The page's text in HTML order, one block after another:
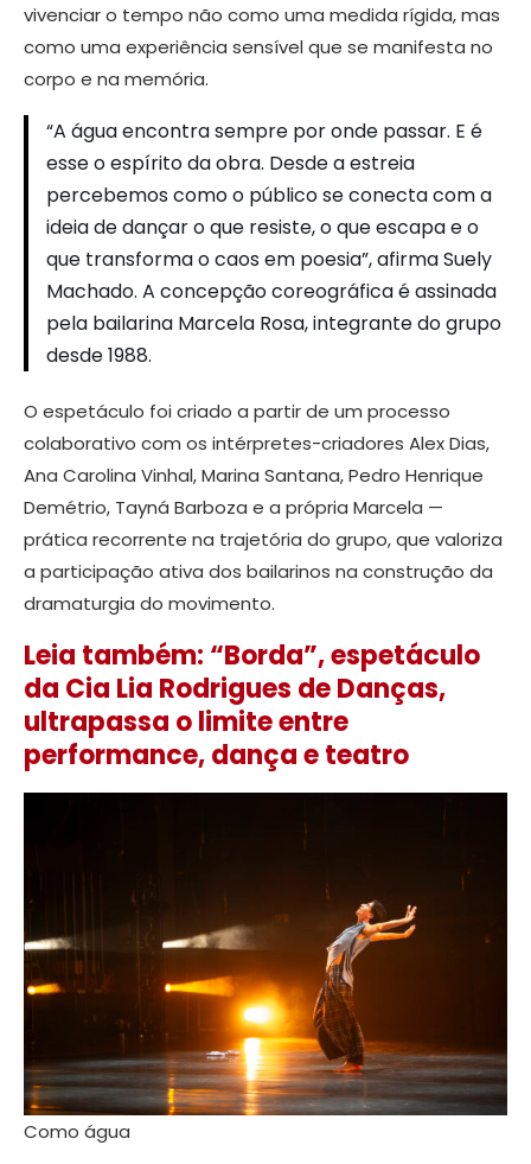
vivenciar o tempo não como uma medida rígida, mas
como uma experiência sensível que se manifesta no
corpo e na memória.
“A água encontra sempre por onde passar. E é
esse o espírito da obra. Desde a estreia
percebemos como o público se conecta com a
ideia de dançar o que resiste, o que escapa e o
que transforma o caos em poesia”, afirma Suely
Machado. A concepção coreográfica é assinada
pela bailarina Marcela Rosa, integrante do grupo
desde 1988.
O espetáculo foi criado a partir de um processo
colaborativo com os intérpretes-criadores Alex Dias,
Ana Carolina Vinhal, Marina Santana, Pedro Henrique
Demétrio, Tayná Barboza e a própria Marcela —
prática recorrente na trajetória do grupo, que valoriza
a participação ativa dos bailarinos na construção da
dramaturgia do movimento.
Leia também: “Borda”, espetáculo
da Cia Lia Rodrigues de Danças,
ultrapassa o limite entre
performance, dança e teatro
Como água